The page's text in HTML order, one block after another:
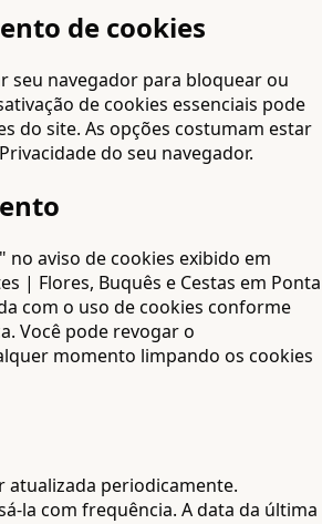
de cookies
seu navegador para bloquear ou
de cookies essenciais pode
do site. As opções costumam estar
do seu navegador.
no aviso de cookies exibido em
| Flores, Buquês e Cestas em Ponta
com o uso de cookies conforme
Você pode revogar o
momento limpando os cookies
atualizada periodicamente.
la com frequência. A data da última